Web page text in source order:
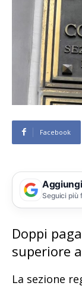
Facebook
Seguici più
Doppi
superiore
La sezione